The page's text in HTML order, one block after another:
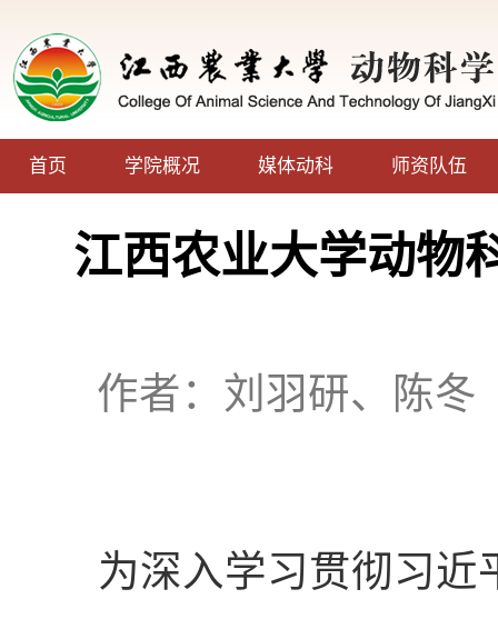
首页 学院概况 媒体动科 师资队伍
江西农业大学动物
作者：刘羽研、陈冬
为深入学习贯彻习